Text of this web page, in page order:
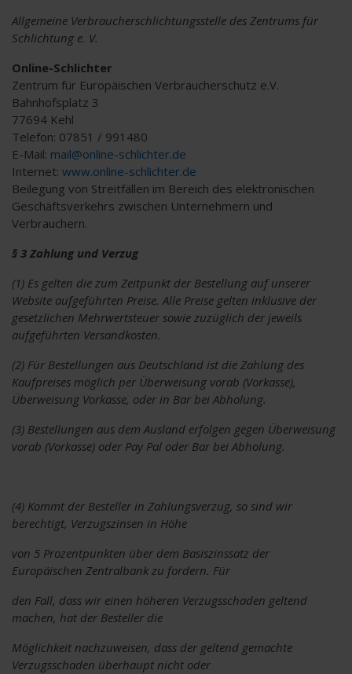
Allgemeine Verbraucherschlichtungsstelle des Zentrums für
Schlichtung e. V.
Online-Schlichter
Zentrum für Europäischen Verbraucherschutz e.V.
Bahnhofsplatz 3
77694 Kehl
Telefon: 07851 / 991480
E-Mail: mail@online-schlichter.de
Internet: www.online-schlichter.de
Beilegung von Streitfällen im Bereich des elektronischen
Geschäftsverkehrs zwischen Unternehmern und
Verbrauchern.
§ 3 Zahlung und Verzug
(1) Es gelten die zum Zeitpunkt der Bestellung auf unserer
Website aufgeführten Preise. Alle Preise gelten inklusive der
gesetzlichen Mehrwertsteuer sowie zuzüglich der jeweils
aufgeführten Versandkosten.
(2) Für Bestellungen aus Deutschland ist die Zahlung des
Kaufpreises möglich per Überweisung vorab (Vorkasse),
Überweisung Vorkasse, oder in Bar bei Abholung.
(3) Bestellungen aus dem Ausland erfolgen gegen Überweisung
vorab (Vorkasse) oder Pay Pal oder Bar bei Abholung.
(4) Kommt der Besteller in Zahlungsverzug, so sind wir
berechtigt, Verzugszinsen in Höhe
von 5 Prozentpunkten über dem Basiszinssatz der
Europäischen Zentralbank zu fordern. Für
den Fall, dass wir einen höheren Verzugsschaden geltend
machen, hat der Besteller die
Möglichkeit nachzuweisen, dass der geltend gemachte
Verzugsschaden überhaupt nicht oder